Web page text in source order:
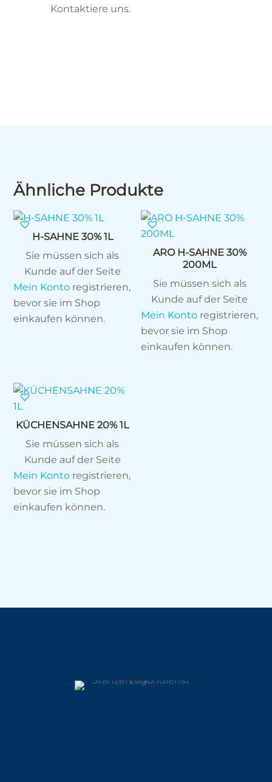
Kontaktiere uns.
Ähnliche Produkte
H-SAHNE 30% 1L
Sie müssen sich als
Kunde auf der Seite
Mein Konto registrieren,
bevor sie im Shop
einkaufen können.
ARO H-SAHNE 30%
200ML
Sie müssen sich als
Kunde auf der Seite
Mein Konto registrieren,
bevor sie im Shop
einkaufen können.
KÜCHENSAHNE 20% 1L
Sie müssen sich als
Kunde auf der Seite
Mein Konto registrieren,
bevor sie im Shop
einkaufen können.